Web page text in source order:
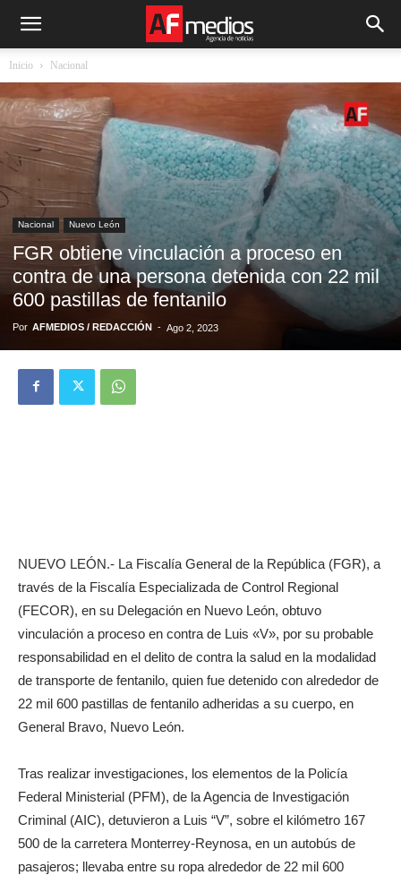
Inicio Nacional
Nacional Nuevo León
FGR obtiene vinculación a proceso en
contra de una persona detenida con 22 mil
600 pastillas de fentanilo
Por AFMEDIOS / REDACCIÓN - Ago 2, 2023
NUEVO LEÓN.- La Fiscalía General de la República (FGR), a
través de la Fiscalía Especializada de Control Regional
(FECOR), en su Delegación en Nuevo León, obtuvo
vinculación a proceso en contra de Luis «V», por su probable
responsabilidad en el delito de contra la salud en la modalidad
de transporte de fentanilo, quien fue detenido con alrededor de
22 mil 600 pastillas de fentanilo adheridas a su cuerpo, en
General Bravo, Nuevo León.
Tras realizar investigaciones, los elementos de la Policía
Federal Ministerial (PFM), de la Agencia de Investigación
Criminal (AIC), detuvieron a Luis “V”, sobre el kilómetro 167
500 de la carretera Monterrey-Reynosa, en un autobús de
pasajeros; llevaba entre su ropa alrededor de 22 mil 600